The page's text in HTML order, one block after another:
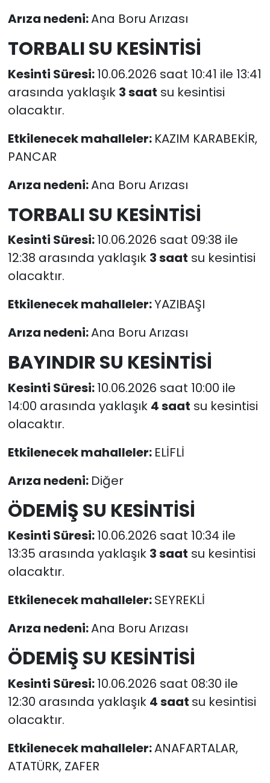
Arıza nedeni:Ana Boru Arızası
TORBALI SU KESİNTİSİ
Kesinti Süresi:10.06.2026 saat 10:41 ile 13:41
arasında yaklaşık 3 saat su kesintisi
olacaktır.
Etkilenecek mahalleler: KAZIM KARABEKİR,
PANCAR
Arıza nedeni:Ana Boru Arızası
TORBALI SU KESİNTİSİ
Kesinti Süresi:10.06.2026 saat 09:38 ile
12:38 arasında yaklaşık 3 saat su kesintisi
olacaktır.
Etkilenecek mahalleler:YAZIBAŞI
Arıza nedeni:Ana Boru Arızası
BAYINDIR SU KESİNTİSİ
Kesinti Süresi:10.06.2026 saat 10:00 ile
14:00 arasında yaklaşık 4 saat su kesintisi
olacaktır.
Etkilenecek mahalleler: ELİFLİ
Arıza nedeni: Diğer
ÖDEMİŞ SU KESİNTİSİ
Kesinti Süresi:10.06.2026 saat 10:34 ile
13:35 arasında yaklaşık 3 saat su kesintisi
olacaktır.
Etkilenecek mahalleler:SEYREKLİ
Arıza nedeni:Ana Boru Arızası
ÖDEMİŞ SU KESİNTİSİ
Kesinti Süresi:10.06.2026 saat 08:30 ile
12:30 arasında yaklaşık 4 saat su kesintisi
olacaktır.
Etkilenecek mahalleler:ANAFARTALAR,
ATATÜRK, ZAFER